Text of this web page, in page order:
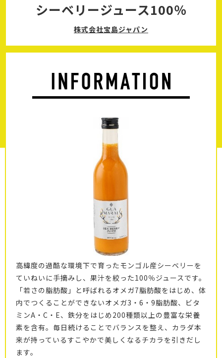
シーベリージュース100％
株式会社宝島ジャパン
高緯度の過酷な環境下で育ったモンゴル産シーベリーを
ていねいに手摘みし、果汁を絞った100％ジュースです。
「若さの脂肪酸」と呼ばれるオメガ7脂肪酸をはじめ、体
内でつくることができないオメガ3・6・9脂肪酸、ビタ
ミンA・C・E、鉄分をはじめ200種類以上の豊富な栄養
素を含有。毎日続けることでバランスを整え、カラダ本
来が持っているすこやかで美しくなるチカラを引きだし
ます。